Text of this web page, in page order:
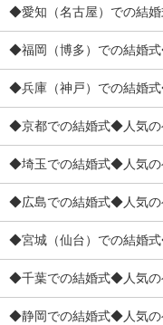
◆愛知（名古屋）での結
◆福岡（博多）での結婚
◆兵庫（神戸）での結婚
◆京都での結婚式◆人気の
◆埼玉での結婚式◆人気の
◆広島での結婚式◆人気の
◆宮城（仙台）での結婚
◆千葉での結婚式◆人気の
◆静岡での結婚式◆人気の